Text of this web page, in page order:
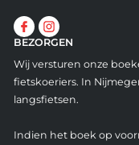
BEZORGEN
Wij versturen onze
fietskoeriers. In
langsfietsen.
Indien het boek op